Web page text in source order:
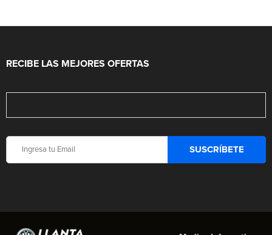
RECIBE LAS MEJORES OFERTAS